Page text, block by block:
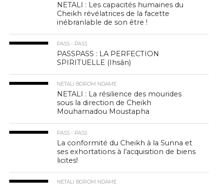
NETALI : Les capacités humaines du
Cheikh révélatrices de la facette
inébranlable de son être !
PASS - PASS
PASSPASS : LA PERFECTION
SPIRITUELLE (Ihsân)
NETALI BOROM NDAME
NETALI : La résilience des mourides
sous la direction de Cheikh
Mouhamadou Moustapha
PASS - PASS
La conformité du Cheikh à la Sunna et
ses exhortations à l’acquisition de biens
licites!
NETALI BOROM NDAME